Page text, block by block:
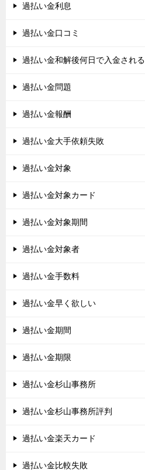
過払い金利息
過払い金口コミ
過払い金和解後何日で入金される
過払い金問題
過払い金報酬
過払い金大手依頼失敗
過払い金対象
過払い金対象カード
過払い金対象期間
過払い金対象者
過払い金手数料
過払い金早く欲しい
過払い金期間
過払い金期限
過払い金杉山事務所
過払い金杉山事務所評判
過払い金楽天カード
過払い金比較失敗